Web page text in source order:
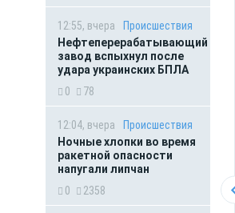
12:55, вчера
Происшествия
Нефтеперерабатывающий
завод вспыхнул после
удара украинских БПЛА
0
78
12:04, вчера
Происшествия
Ночные хлопки во время
ракетной опасности
напугали липчан
0
2358